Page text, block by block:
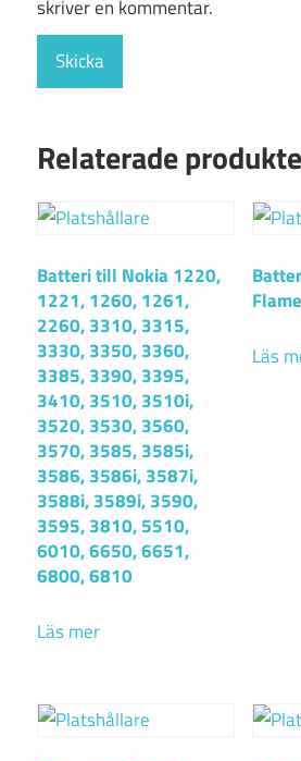
skriver en kommentar.
Relaterade
Batteri till Nokia 1220,
1221, 1260, 1261,
2260, 3310, 3315,
3330, 3350, 3360,
3385, 3390, 3395,
3410, 3510, 3510i,
3520, 3530, 3560,
3570, 3585, 3585i,
3586, 3586i, 3587i,
3588i, 3589i, 3590,
3595, 3810, 5510,
6010, 6650, 6651,
6800, 6810
Läs mer
Flame
Läs